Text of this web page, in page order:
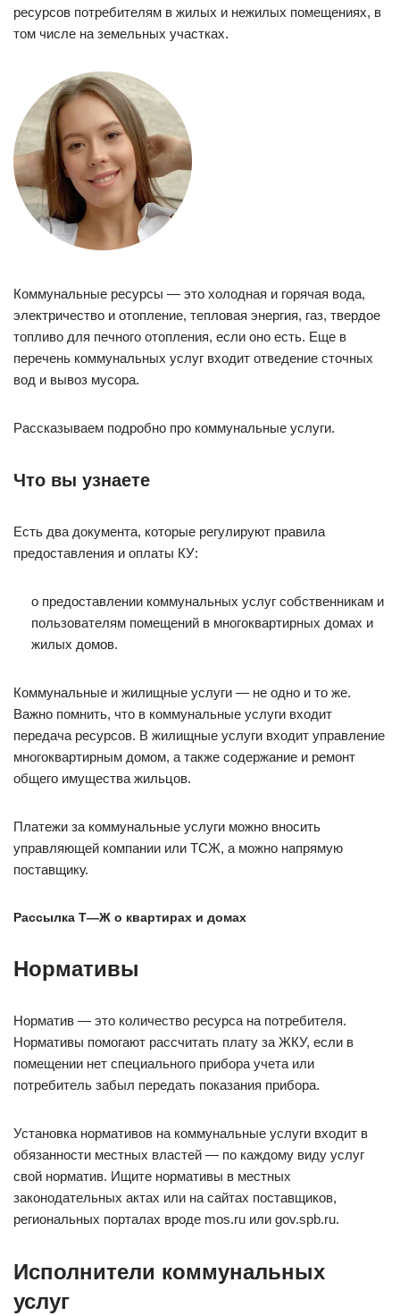
ресурсов потребителям в жилых и нежилых помещениях, в
том числе на земельных участках.
Коммунальные ресурсы — это холодная и горячая вода,
электричество и отопление, тепловая энергия, газ, твердое
топливо для печного отопления, если оно есть. Еще в
перечень коммунальных услуг входит отведение сточных
вод и вывоз мусора.
Рассказываем подробно про коммунальные услуги.
Что вы узнаете
Есть два документа, которые регулируют правила
предоставления и оплаты КУ:
о предоставлении коммунальных услуг собственникам и
пользователям помещений в многоквартирных домах и
жилых домов.
Коммунальные и жилищные услуги — не одно и то же.
Важно помнить, что в коммунальные услуги входит
передача ресурсов. В жилищные услуги входит управление
многоквартирным домом, а также содержание и ремонт
общего имущества жильцов.
Платежи за коммунальные услуги можно вносить
управляющей компании или ТСЖ, а можно напрямую
поставщику.
Рассылка Т—Ж о квартирах и домах
Нормативы
Норматив — это количество ресурса на потребителя.
Нормативы помогают рассчитать плату за ЖКУ, если в
помещении нет специального прибора учета или
потребитель забыл передать показания прибора.
Установка нормативов на коммунальные услуги входит в
обязанности местных властей — по каждому виду услуг
свой норматив. Ищите нормативы в местных
законодательных актах или на сайтах поставщиков,
региональных порталах вроде mos.ru или gov.spb.ru.
Исполнители коммунальных
услуг